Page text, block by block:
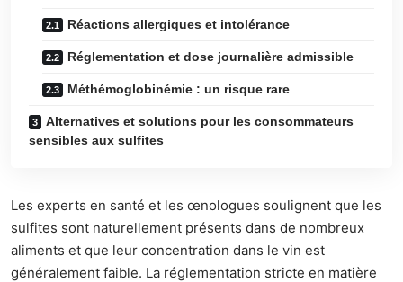
Réactions allergiques et intolérance
Réglementation et dose journalière admissible
Méthémoglobinémie : un risque rare
Alternatives et solutions pour les consommateurs
sensibles aux sulfites
Les experts en santé et les œnologues soulignent que les
sulfites sont naturellement présents dans de nombreux
aliments et que leur concentration dans le vin est
généralement faible. La réglementation stricte en matière